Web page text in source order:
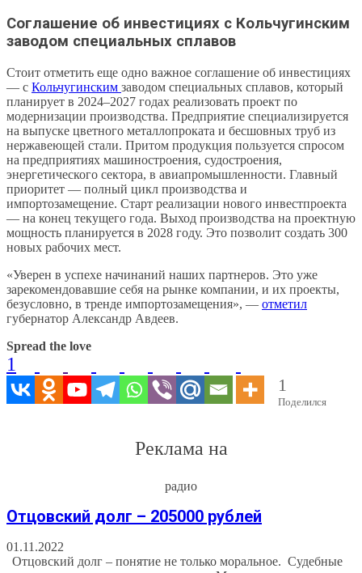
Соглашение об инвестициях с Кольчугинским
заводом специальных сплавов
Стоит отметить еще одно важное соглашение об инвестициях
— с Кольчугинским заводом специальных сплавов, который
планирует в 2024–2027 годах реализовать проект по
модернизации производства. Предприятие специализируется
на выпуске цветного металлопроката и бесшовных труб из
нержавеющей стали. Притом продукция пользуется спросом
на предприятиях машиностроения, судостроения,
энергетического сектора, в авиапромышленности. Главный
приоритет — полный цикл производства и
импортозамещение. Старт реализации нового инвестпроекта
— на конец текущего года. Выход производства на проектную
мощность планируется в 2028 году. Это позволит создать 300
новых рабочих мест.
«Уверен в успехе начинаний наших партнеров. Это уже
зарекомендовавшие себя на рынке компании, и их проекты,
безусловно, в тренде импортозамещения», — отметил
губернатор Александр Авдеев.
Spread the love
1
1
Поделился
Реклама на
радио
Отцовский долг – 205000 рублей
01.11.2022
Отцовский долг – понятие не только моральное. Судебные